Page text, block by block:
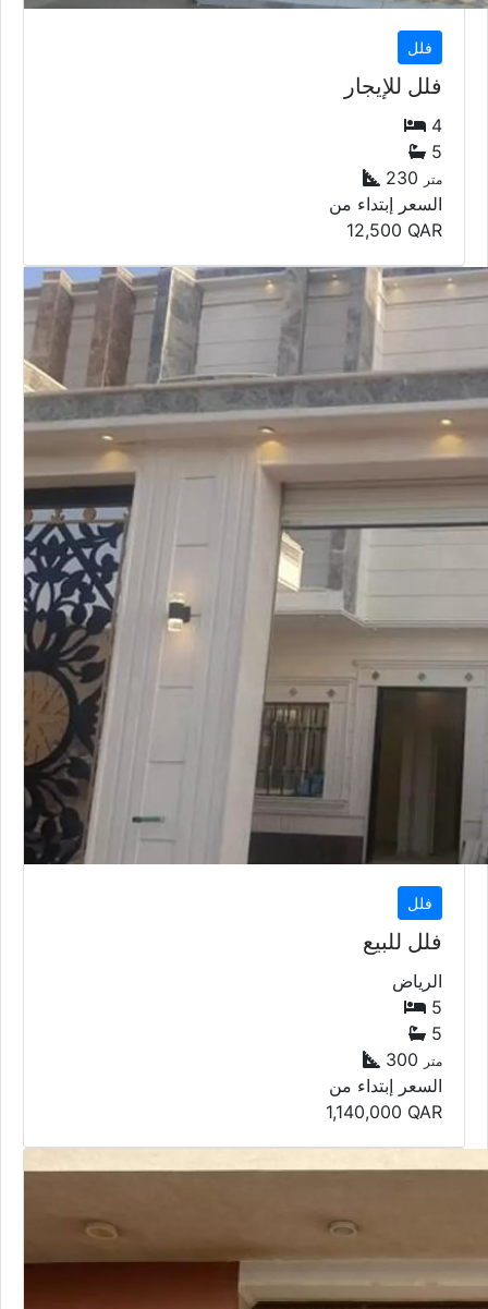
فلل
فلل للإيجار
4
230متر
السعر إبتداء من
12,500QAR
فلل
فلل للبيع
الرياض
5
300متر
السعر إبتداء من
1,140,000QAR